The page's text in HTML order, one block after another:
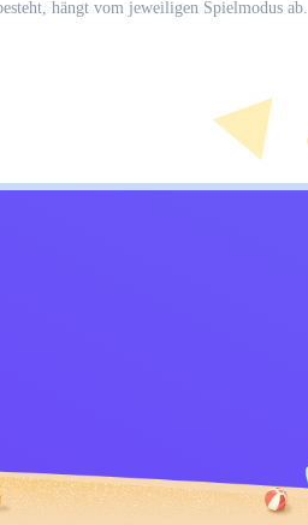
hängt vom jeweiligen Spielmodus ab.